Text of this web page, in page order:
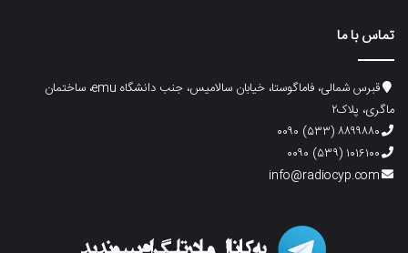
تماس با ما
قبرس شمالی، فاماگوستا، خیابان سالامیس، جنب دانشگاه emu، ساختمان
ماگری، پلاک۲
۸۸۹۹۸۸۰ (۵۳۳) ۰۰۹۰
۱۰۱۶۱۰۰ (۵۳۹) ۰۰۹۰
info@radiocyp.com